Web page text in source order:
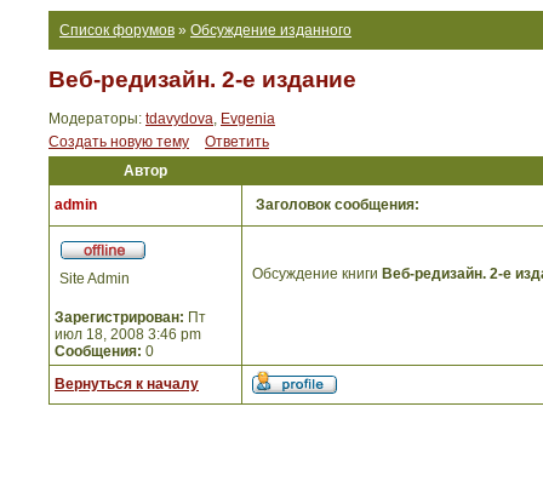
Список форумов » Обсуждение изданного
Веб-редизайн. 2-е издание
Модераторы: tdavydova, Evgenia
Создать новую тему
Ответить
Автор
admin
Заголовок сообщения:
Site Admin
Зарегистрирован: Пт
июл 18, 2008 3:46 pm
Сообщения: 0
Обсуждение книги Веб-редизайн. 2-е
Вернуться к началу